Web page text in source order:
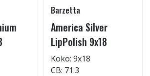
Barzetta
America Silver
LipPolish 9x18
Koko: 9x18
CB: 71.3